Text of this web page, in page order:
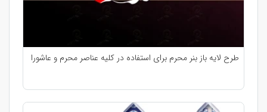
طرح لایه باز بنر محرم برای استفاده در کلیه عناصر محرم و عاشورا